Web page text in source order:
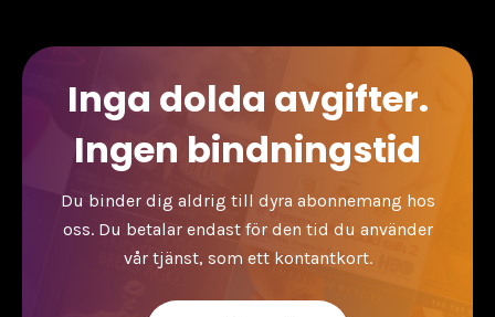
Inga dolda avgifter.
Ingen bindningstid
Du binder dig aldrig till dyra abonnemang hos
oss. Du betalar endast för den tid du använder
vår tjänst, som ett kontantkort.